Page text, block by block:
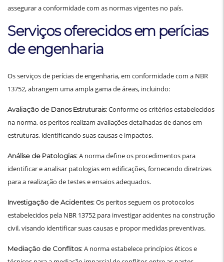
assegurar a conformidade com as normas vigentes no país.
Serviços oferecidos em perícias
de engenharia
Os serviços de perícias de engenharia, em conformidade com a NBR
13752, abrangem uma ampla gama de áreas, incluindo:
Avaliação de Danos Estruturais:Conforme os critérios estabelecidos
na norma, os peritos realizam avaliações detalhadas de danos em
estruturas, identificando suas causas e impactos.
Análise de Patologias:A norma define os procedimentos para
identificar e analisar patologias em edificações, fornecendo diretrizes
para a realização de testes e ensaios adequados.
Investigação de Acidentes:Os peritos seguem os protocolos
estabelecidos pela NBR 13752 para investigar acidentes na construção
civil, visando identificar suas causas e propor medidas preventivas.
Mediação de Conflitos:A norma estabelece princípios éticos e